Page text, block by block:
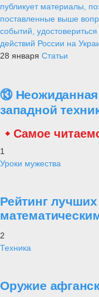
публикует материалы,
поставленные выше
событий,
действий России на
28 января Статьи
⑬ Неожиданная
западной
Самое
1
Уроки мужества
Рейтинг
2
Техника
Оружие